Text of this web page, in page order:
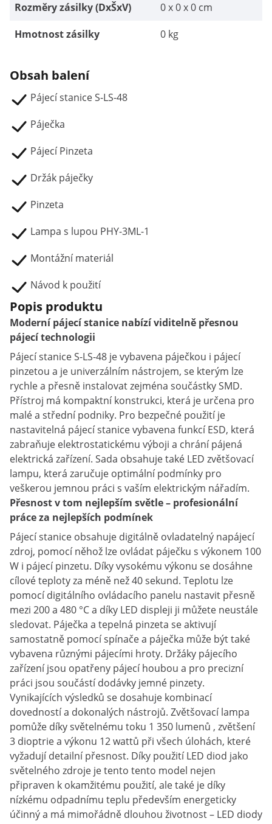
Rozměry zásilky (DxŠxV)
0 x 0 x 0 cm
Hmotnost zásilky
0 kg
Obsah balení
Pájecí stanice S-LS-48
Páječka
Pájecí Pinzeta
Držák páječky
Pinzeta
Lampa s lupou PHY-3ML-1
Montážní materiál
Návod k použití
Popis produktu
Moderní pájecí stanice nabízí viditelně přesnou
pájecí technologii
Pájecí stanice S-LS-48 je vybavena páječkou i pájecí
pinzetou a je univerzálním nástrojem, se kterým lze
rychle a přesně instalovat zejména součástky SMD.
Přístroj má kompaktní konstrukci, která je určena pro
malé a střední podniky. Pro bezpečné použití je
nastavitelná pájecí stanice vybavena funkcí ESD, která
zabraňuje elektrostatickému výboji a chrání pájená
elektrická zařízení. Sada obsahuje také LED zvětšovací
lampu, která zaručuje optimální podmínky pro
veškerou jemnou práci s vaším elektrickým nářadím.
Přesnost v tom nejlepším světle – profesionální
práce za nejlepších podmínek
Pájecí stanice obsahuje digitálně ovladatelný napájecí
zdroj, pomocí něhož lze ovládat páječku s výkonem 100
W i pájecí pinzetu. Díky vysokému výkonu se dosáhne
cílové teploty za méně než 40 sekund. Teplotu lze
pomocí digitálního ovládacího panelu nastavit přesně
mezi 200 a 480 °C a díky LED displeji ji můžete neustále
sledovat. Páječka a tepelná pinzeta se aktivují
samostatně pomocí spínače a páječka může být také
vybavena různými pájecími hroty. Držáky pájecího
zařízení jsou opatřeny pájecí houbou a pro precizní
práci jsou součástí dodávky jemné pinzety.
Vynikajících výsledků se dosahuje kombinací
dovedností a dokonalých nástrojů. Zvětšovací lampa
pomůže díky světelnému toku 1 350 lumenů , zvětšení
3 dioptrie a výkonu 12 wattů při všech úlohách, které
vyžadují detailní přesnost. Díky použití LED diod jako
světelného zdroje je tento tento model nejen
připraven k okamžitému použití, ale také je díky
nízkému odpadnímu teplu především energeticky
účinný a má mimořádně dlouhou životnost – LED diody